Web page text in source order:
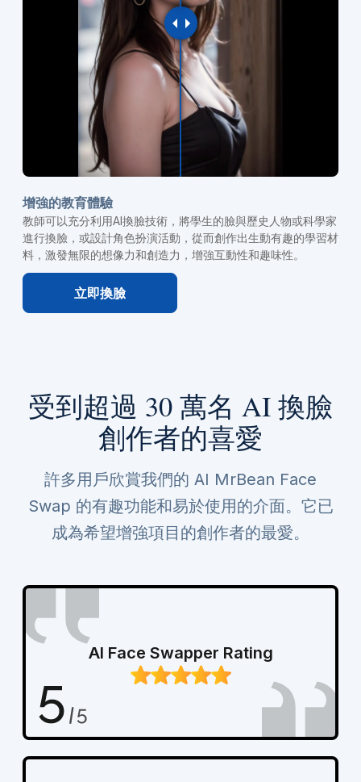
增強的教育體驗
教師可以充分利用AI換臉技術，將學生的臉與歷史人物或科學家
進行換臉，或設計角色扮演活動，從而創作出生動有趣的學習材
料，激發無限的想像力和創造力，增強互動性和趣味性。
立即換臉
受到超過 30 萬名 AI 換臉
創作者的喜愛
許多用戶欣賞我們的 AI MrBean Face
Swap 的有趣功能和易於使用的介面。它已
成為希望增強項目的創作者的最愛。
AI Face Swapper Rating